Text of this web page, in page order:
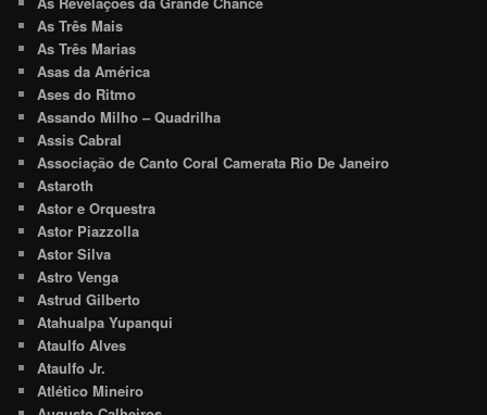
As Três Mais
As Três Marias
Asas da América
Ases do Ritmo
Assando Milho – Quadrilha
Assis Cabral
Associação de Canto Coral Camerata Rio De Janeiro
Astaroth
Astor e Orquestra
Astor Piazzolla
Astor Silva
Astro Venga
Astrud Gilberto
Atahualpa Yupanqui
Ataulfo Alves
Ataulfo Jr.
Atlético Mineiro